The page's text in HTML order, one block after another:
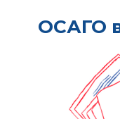
ОСАГО